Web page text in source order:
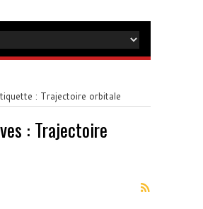
: Trajectoire orbitale
: Trajectoire